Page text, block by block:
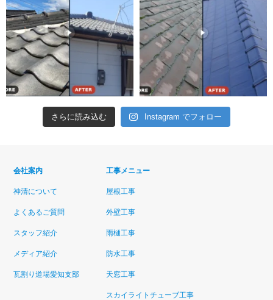
さらに読み込む Instagram でフォロー
会社案内
神清について
よくあるご質問
スタッフ紹介
メディア紹介
瓦割り道場愛知支部
工事メニュー
屋根工事
外壁工事
雨樋工事
防水工事
天窓工事
スカイライトチューブ工事